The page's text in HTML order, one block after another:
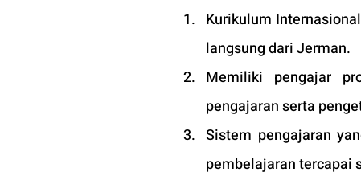
Kurikulum
langsung dari Jerman.
Memiliki pengajar
pengajaran serta
Sistem pengajaran
pembelajaran tercapai